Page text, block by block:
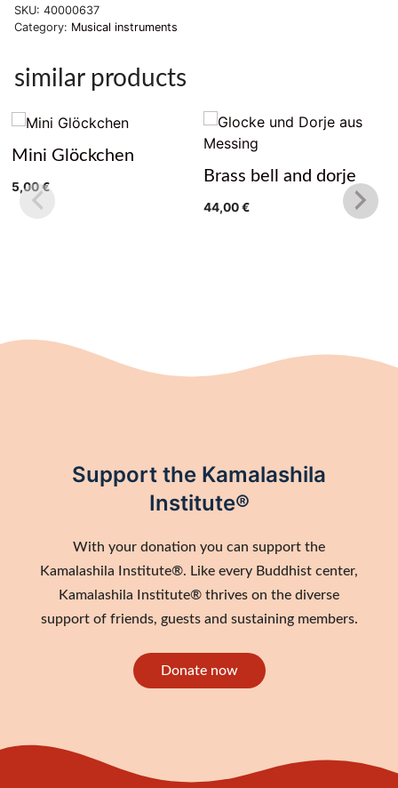
SKU: 40000637
Category: Musical instruments
similar products
Mini Glöckchen
5,00€
Brass bell and dorje
44,00€
Support the Kamalashila
Institute®
With your donation you can support the
Kamalashila Institute®. Like every Buddhist center,
Kamalashila Institute® thrives on the diverse
support of friends, guests and sustaining members.
Donate now